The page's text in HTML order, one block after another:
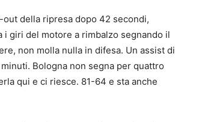
della ripresa dopo 42 secondi,
i giri del motore a rimbalzo segnando il
non molla nulla in difesa. Un assist di
Bologna non segna per quattro
qui e ci riesce. 81-64 e sta anche